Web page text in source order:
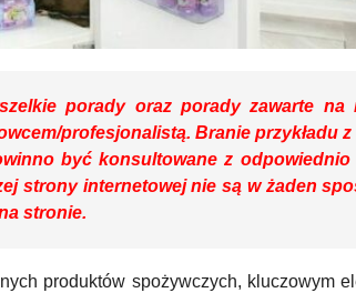
porady oraz porady zawarte na
profesjonalistą. Branie przykładu
być konsultowane z odpowiednio
strony internetowej nie są w żaden
stronie.
produktów spożywczych, kluczowym